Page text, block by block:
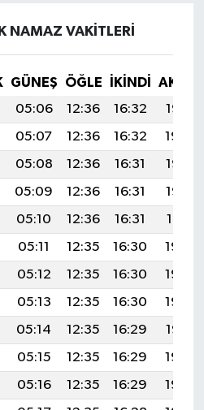
NAMAZ VAKITLERI
GÜNEŞ ÖĞLE İKINDI
05:06 12:36 16:32
19:55
05:07 12:36 16:32
19:54
05:08 12:36 16:31
19:53
05:09 12:36 16:31
19:52
05:10 12:36 16:31
19:51
05:11 12:35 16:30
19:50
05:12 12:35 16:30
19:49
05:13 12:35 16:30
19:48
05:14 12:35 16:29
19:47
05:15 12:35 16:29
19:46
05:16 12:35 16:29
19:45